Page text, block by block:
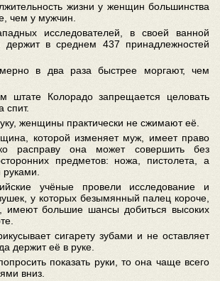
жизни у женщин большинства
чем у мужчин.
исследователей, в своей ванной
в среднем 437 принадлежностей
в два раза быстрее моргают, чем
штате Колорадо запрещается целовать
спит.
женщины практически не сжимают её.
которой изменяет муж, имеет право
расправу она может совершить без
предметов: ножа, пистолета, а
учёные провели исследование и
у которых безымянный палец короче,
имеют большие шансы добиться высоких
сигарету зубами и не оставляет
держит её в руке.
показать руки, то она чаще всего
вниз.